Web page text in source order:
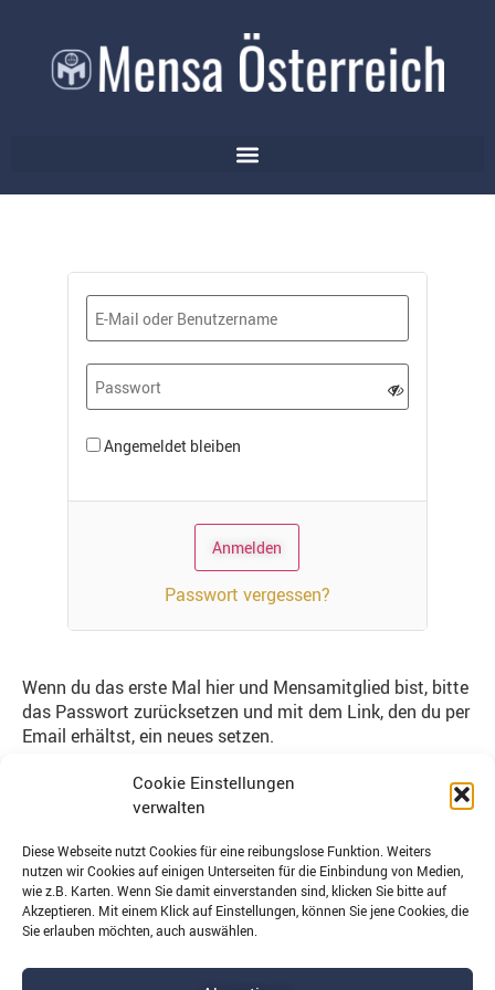
Cookie Einstellungen
verwalten
Diese Webseite nutzt Cookies für eine reibungslose Funktion. Weiters
nutzen wir Cookies auf einigen Unterseiten für die Einbindung von Medien,
wie z.B. Karten. Wenn Sie damit einverstanden sind, klicken Sie bitte auf
Akzeptieren. Mit einem Klick auf Einstellungen, können Sie jene Cookies, die
Sie erlauben möchten, auch auswählen.
Angemeldet bleiben
Passwort vergessen?
Wenn du das erste Mal hier und Mensamitglied bist, bitte
das Passwort zurücksetzen und mit dem Link, den du per
Email erhältst, ein neues setzen.
Nutze dazu deine Mensa-Emailadresse,
Vorname.Nachname@mensa.at
Hierbei handelt es sich um eine Weiterleitungsadresse,
deine persönliche ist bei deinen Stammdaten hinterlegt,
aus Datenschutzgründen aber nicht auf dieser Seite.
Du bekommst dann einen Standardlink zum